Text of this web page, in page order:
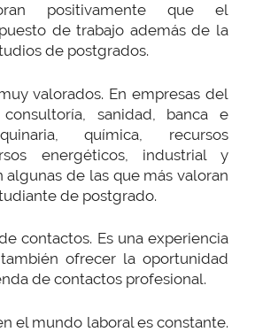
positivamente que el
de trabajo además de la
de postgrados.
valorados. En empresas del
sanidad, banca e
química, recursos
energéticos, industrial y
algunas de las que más valoran
de postgrado.
contactos. Es una experiencia
ofrecer la oportunidad
de contactos profesional.
el mundo laboral es constante.